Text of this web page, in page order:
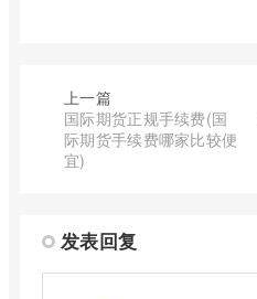
上一篇
国际期货正规手续费(国
际期货手续费哪家比较便
宜)
发表回复